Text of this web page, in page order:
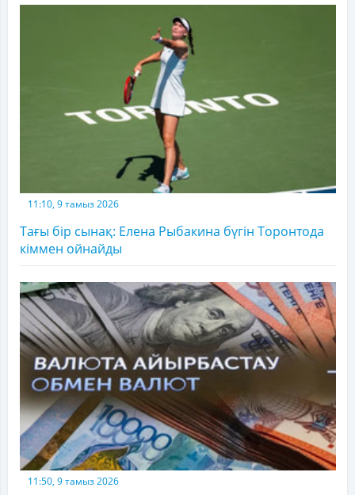
11:10, 9 тамыз 2026
Тағы бір сынақ: Елена Рыбакина бүгін Торонтода
кіммен ойнайды
11:50, 9 тамыз 2026